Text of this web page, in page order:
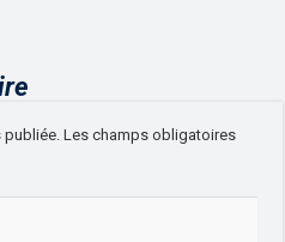
publiée. Les champs obligatoires